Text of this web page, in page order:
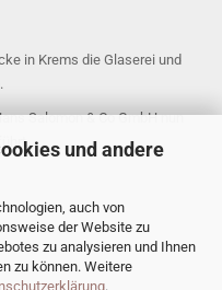
und andere
auch von
der Website zu
zu analysieren und Ihnen
zu können. Weitere
.
in Krems die Glaserei und
Salomon & Co GmbH nun